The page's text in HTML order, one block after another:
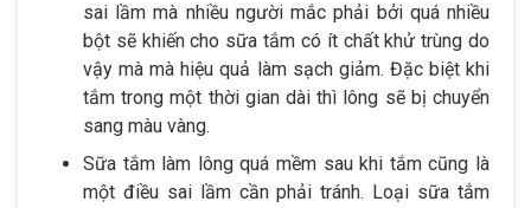
sai lầm mà nhiều người mắc phải bởi quá nhiều
bột sẽ khiến cho sữa tắm có ít chất khử trùng do
vậy mà mà hiệu quả làm sạch giảm. Đặc biệt khi
tắm trong một thời gian dài thì lông sẽ bị chuyển
sang màu vàng.
Sữa tắm làm lông quá mềm sau khi tắm cũng là
một điều sai lầm cần phải tránh. Loại sữa tắm